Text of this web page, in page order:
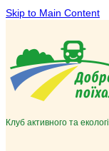
Skip to Main Content
Клуб активного та